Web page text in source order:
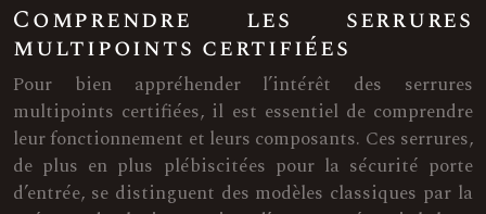
Comprendre les serrures
multipoints certifiées
Pour bien appréhender l’intérêt des serrures
multipoints certifiées, il est essentiel de comprendre
leur fonctionnement et leurs composants. Ces serrures,
de plus en plus plébiscitées pour la sécurité porte
d’entrée, se distinguent des modèles classiques par la